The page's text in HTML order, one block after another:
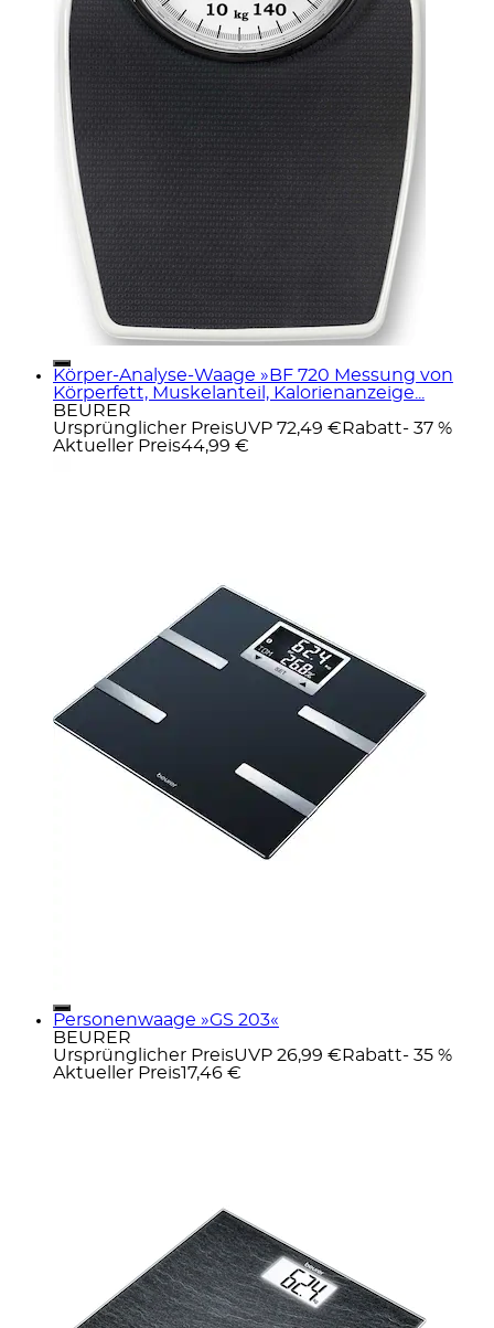
Körper-Analyse-Waage »BF 720 Messung von
Körperfett, Muskelanteil, Kalorienanzeige...
BEURER
Ursprünglicher PreisUVP 72,49 € Rabatt- 37 %
Aktueller Preis44,99 €
Personenwaage »GS 203«
BEURER
Ursprünglicher PreisUVP 26,99 € Rabatt- 35 %
Aktueller Preis17,46 €